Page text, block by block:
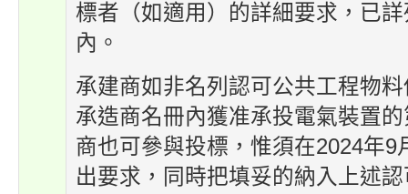
標者（如適用）的詳細要求，已
內。
承建商如非名列認可公共工程物
承造商名冊內獲准承投電氣裝置
商也可參與投標，惟須在2024年9
出要求，同時把填妥的納入上述